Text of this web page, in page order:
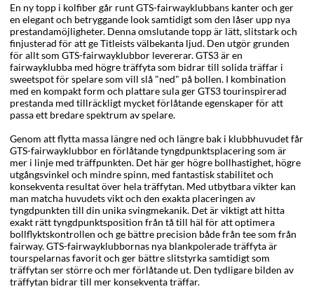
En ny topp i kolfiber går runt GTS-fairwayklubbans kanter och ger
en elegant och betryggande look samtidigt som den låser upp nya
prestandamöjligheter. Denna omslutande topp är lätt, slitstark och
finjusterad för att ge Titleists välbekanta ljud. Den utgör grunden
för allt som GTS-fairwayklubbor levererar. GTS3 är en
fairwayklubba med högre träffyta som bidrar till solida träffar i
sweetspot för spelare som vill slå "ned" på bollen. I kombination
med en kompakt form och plattare sula ger GTS3 tourinspirerad
prestanda med tillräckligt mycket förlåtande egenskaper för att
passa ett bredare spektrum av spelare.
Genom att flytta massa längre ned och längre bak i klubbhuvudet får
GTS-fairwayklubbor en förlåtande tyngdpunktsplacering som är
mer i linje med träffpunkten. Det här ger högre bollhastighet, högre
utgångsvinkel och mindre spinn, med fantastisk stabilitet och
konsekventa resultat över hela träffytan. Med utbytbara vikter kan
man matcha huvudets vikt och den exakta placeringen av
tyngdpunkten till din unika svingmekanik. Det är viktigt att hitta
exakt rätt tyngdpunktsposition från tå till häl för att optimera
bollflyktskontrollen och ge bättre precision både från tee som från
fairway. GTS-fairwayklubbornas nya blankpolerade träffyta är
tourspelarnas favorit och ger bättre slitstyrka samtidigt som
träffytan ser större och mer förlåtande ut. Den tydligare bilden av
träffytan bidrar till mer konsekventa träffar.